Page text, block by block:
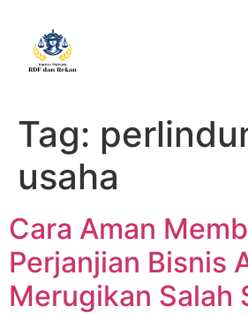
Tag:
usaha
Cara Aman
Perjanjian Bisnis
Merugikan Salah